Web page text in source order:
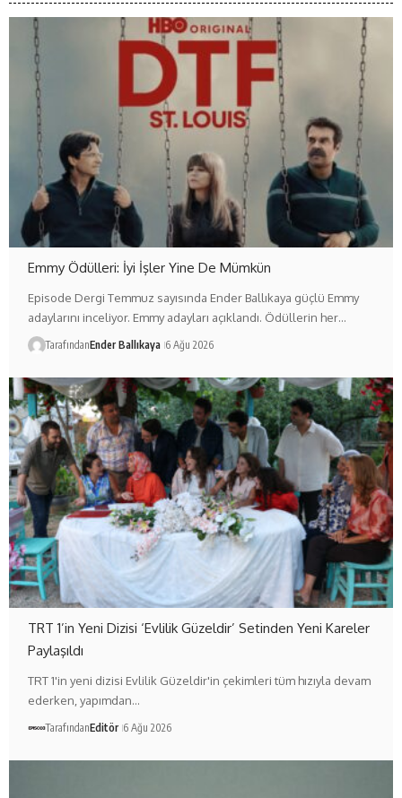
Emmy Ödülleri: İyi İşler Yine De Mümkün
Episode Dergi Temmuz sayısında Ender Ballıkaya güçlü Emmy
adaylarını inceliyor. Emmy adayları açıklandı. Ödüllerin her…
TarafındanEnder Ballıkaya 6 Ağu 2026
TRT 1’in Yeni Dizisi ‘Evlilik Güzeldir’ Setinden Yeni Kareler
Paylaşıldı
TRT 1'in yeni dizisi Evlilik Güzeldir'in çekimleri tüm hızıyla devam
ederken, yapımdan…
TarafındanEditör 6 Ağu 2026